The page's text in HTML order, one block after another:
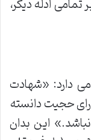
دارد: «شهادت
حجیت دانسته
این بدان